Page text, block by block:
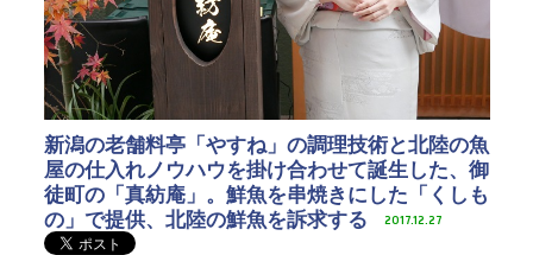
新潟の老舗料亭「やすね」の調理技術と北陸の魚
屋の仕入れノウハウを掛け合わせて誕生した、御
徒町の「真紡庵」。鮮魚を串焼きにした「くしも
の」で提供、北陸の鮮魚を訴求する
2017.12.27